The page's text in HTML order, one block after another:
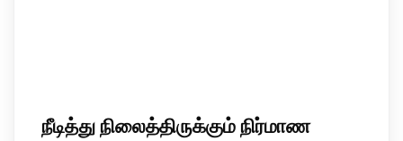
நீடித்து நிலைத்திருக்கும் நிர்மாண